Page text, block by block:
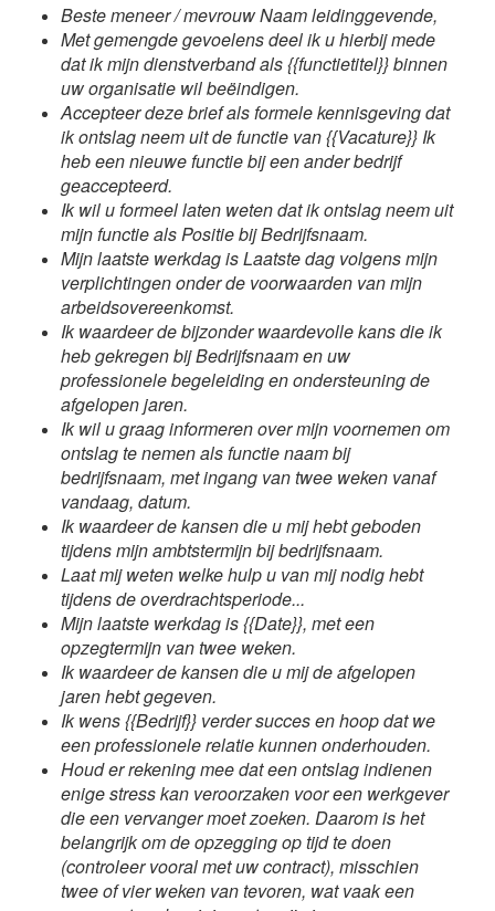
Beste meneer / mevrouw Naam leidinggevende,
Met gemengde gevoelens deel ik u hierbij mede
dat ik mijn dienstverband als {{functietitel}} binnen
uw organisatie wil beëindigen.
Accepteer deze brief als formele kennisgeving dat
ik ontslag neem uit de functie van {{Vacature}} Ik
heb een nieuwe functie bij een ander bedrijf
geaccepteerd.
Ik wil u formeel laten weten dat ik ontslag neem uit
mijn functie als Positie bij Bedrijfsnaam.
Mijn laatste werkdag is Laatste dag volgens mijn
verplichtingen onder de voorwaarden van mijn
arbeidsovereenkomst.
Ik waardeer de bijzonder waardevolle kans die ik
heb gekregen bij Bedrijfsnaam en uw
professionele begeleiding en ondersteuning de
afgelopen jaren.
Ik wil u graag informeren over mijn voornemen om
ontslag te nemen als functie naam bij
bedrijfsnaam, met ingang van twee weken vanaf
vandaag, datum.
Ik waardeer de kansen die u mij hebt geboden
tijdens mijn ambtstermijn bij bedrijfsnaam.
Laat mij weten welke hulp u van mij nodig hebt
tijdens de overdrachtsperiode...
Mijn laatste werkdag is {{Date}}, met een
opzegtermijn van twee weken.
Ik waardeer de kansen die u mij de afgelopen
jaren hebt gegeven.
Ik wens {{Bedrijf}} verder succes en hoop dat we
een professionele relatie kunnen onderhouden.
Houd er rekening mee dat een ontslag indienen
enige stress kan veroorzaken voor een werkgever
die een vervanger moet zoeken. Daarom is het
belangrijk om de opzegging op tijd te doen
(controleer vooral met uw contract), misschien
twee of vier weken van tevoren, wat vaak een